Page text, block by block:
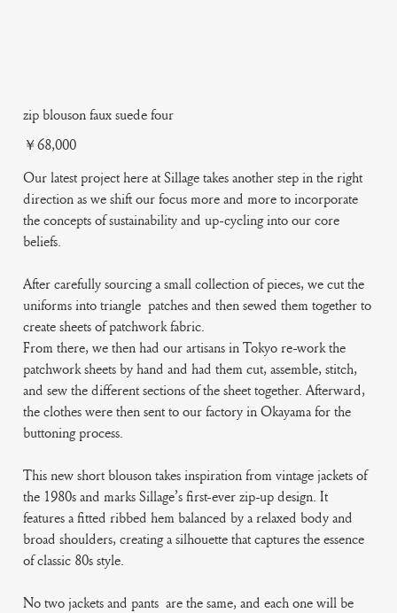
zip blouson faux suede four
Price
￥68,000
Our latest project here at Sillage takes another step in the right
direction as we shift our focus more and more to incorporate
the concepts of sustainability and up-cycling into our core
beliefs.
After carefully sourcing a small collection of pieces, we cut the
uniforms into triangle patches and then sewed them together to
create sheets of patchwork fabric.
From there, we then had our artisans in Tokyo re-work the
patchwork sheets by hand and had them cut, assemble, stitch,
and sew the different sections of the sheet together. Afterward,
the clothes were then sent to our factory in Okayama for the
buttoning process.
This new short blouson takes inspiration from vintage jackets of
the 1980s and marks Sillage’s first-ever zip-up design. It
features a fitted ribbed hem balanced by a relaxed body and
broad shoulders, creating a silhouette that captures the essence
of classic 80s style.
No two jackets and pants are the same, and each one will be